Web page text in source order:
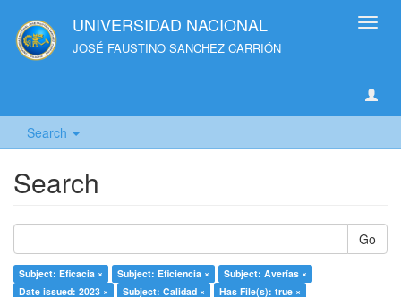
UNIVERSIDAD NACIONAL
JOSÉ FAUSTINO SANCHEZ CARRIÓN
Search
Search
Go
Subject: Eficacia × Subject: Eficiencia ×
Subject: Averías ×
Date issued: 2023 ×
Subject: Calidad × Has File(s): true ×